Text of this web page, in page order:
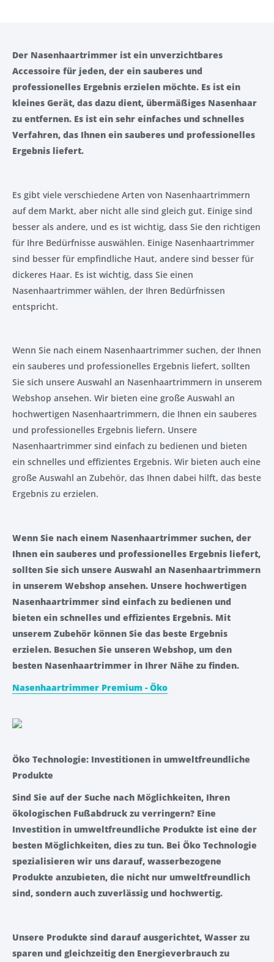
Der Nasenhaartrimmer ist ein unverzichtbares
Accessoire für jeden, der ein sauberes und
professionelles Ergebnis erzielen möchte. Es ist ein
kleines Gerät, das dazu dient, übermäßiges Nasenhaar
zu entfernen. Es ist ein sehr einfaches und schnelles
Verfahren, das Ihnen ein sauberes und professionelles
Ergebnis liefert.
Es gibt viele verschiedene Arten von Nasenhaartrimmern
auf dem Markt, aber nicht alle sind gleich gut. Einige sind
besser als andere, und es ist wichtig, dass Sie den richtigen
für Ihre Bedürfnisse auswählen. Einige Nasenhaartrimmer
sind besser für empfindliche Haut, andere sind besser für
dickeres Haar. Es ist wichtig, dass Sie einen
Nasenhaartrimmer wählen, der Ihren Bedürfnissen
entspricht.
Wenn Sie nach einem Nasenhaartrimmer suchen, der Ihnen
ein sauberes und professionelles Ergebnis liefert, sollten
Sie sich unsere Auswahl an Nasenhaartrimmern in unserem
Webshop ansehen. Wir bieten eine große Auswahl an
hochwertigen Nasenhaartrimmern, die Ihnen ein sauberes
und professionelles Ergebnis liefern. Unsere
Nasenhaartrimmer sind einfach zu bedienen und bieten
ein schnelles und effizientes Ergebnis. Wir bieten auch eine
große Auswahl an Zubehör, das Ihnen dabei hilft, das beste
Ergebnis zu erzielen.
Wenn Sie nach einem Nasenhaartrimmer suchen, der
Ihnen ein sauberes und professionelles Ergebnis liefert,
sollten Sie sich unsere Auswahl an Nasenhaartrimmern
in unserem Webshop ansehen. Unsere hochwertigen
Nasenhaartrimmer sind einfach zu bedienen und
bieten ein schnelles und effizientes Ergebnis. Mit
unserem Zubehör können Sie das beste Ergebnis
erzielen. Besuchen Sie unseren Webshop, um den
besten Nasenhaartrimmer in Ihrer Nähe zu finden.
Nasenhaartrimmer Premium - Öko
Öko Technologie: Investitionen in umweltfreundliche
Produkte
Sind Sie auf der Suche nach Möglichkeiten, Ihren
ökologischen Fußabdruck zu verringern? Eine
Investition in umweltfreundliche Produkte ist eine der
besten Möglichkeiten, dies zu tun. Bei Öko Technologie
spezialisieren wir uns darauf, wasserbezogene
Produkte anzubieten, die nicht nur umweltfreundlich
sind, sondern auch zuverlässig und hochwertig.
Unsere Produkte sind darauf ausgerichtet, Wasser zu
sparen und gleichzeitig den Energieverbrauch zu